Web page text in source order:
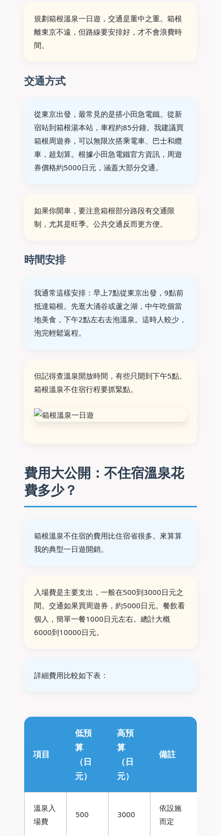
規劃箱根溫泉一日遊，交通是重中之重。箱根
離東京不遠，但路線要安排好，才不會浪費時
間。
交通方式
從東京出發，最常見的是搭小田急電鐵。從新
宿站到箱根湯本站，車程約85分鐘。我建議買
箱根周遊券，可以無限次搭乘電車、巴士和纜
車，超划算。根據小田急電鐵官方資訊，周遊
券價格約5000日元，涵蓋大部分交通。
如果你開車，要注意箱根部分路段有交通限
制，尤其是旺季。公共交通反而更方便。
時間安排
我通常這樣安排：早上7點從東京出發，9點前
抵達箱根。先逛大涌谷或蘆之湖，中午吃個當
地美食，下午2點左右去泡溫泉。這時人較少，
泡完輕鬆返程。
但記得查溫泉開放時間，有些只開到下午5點。
箱根溫泉不住宿行程要抓緊點。
費用大公開：不住宿溫泉花
費多少？
箱根溫泉不住宿的費用比住宿省很多。來算算
我的典型一日遊開銷。
入場費是主要支出，一般在500到3000日元之
間。交通如果買周遊券，約5000日元。餐飲看
個人，簡單一餐1000日元左右。總計大概
6000到10000日元。
詳細費用比較如下表：
項目
低預
算
（日
元）
高預
算
（日
元）
備註
溫泉入
場費
500 3000
依設施
而定